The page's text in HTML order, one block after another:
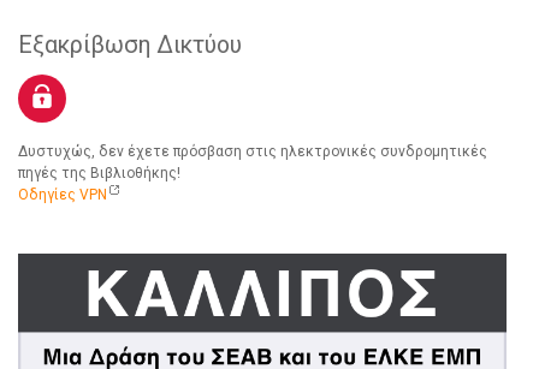
Εξακρίβωση Δικτύου
Δυστυχώς, δεν έχετε πρόσβαση στις ηλεκτρονικές συνδρομητικές
πηγές της Βιβλιοθήκης!
Οδηγίες VPN